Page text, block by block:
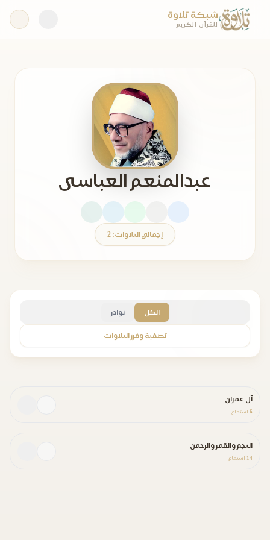
شبكة تلاوة
للقرآن الكريم
عبدالمنعم العباسى
إجمالي التلاوات: 2
الكل نوادر
تصفية وفرز التلاوات
آل عمران
6 استماع
النجم والقمر والرحمن
14 استماع